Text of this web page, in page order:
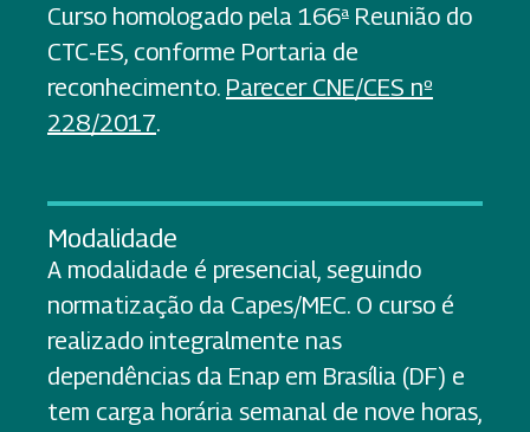
Curso homologado pela 166ª Reunião do
CTC-ES, conforme Portaria de
reconhecimento. Parecer CNE/CES nº
228/2017.
Modalidade
A modalidade é presencial, seguindo
normatização da Capes/MEC. O curso é
realizado integralmente nas
dependências da Enap em Brasília (DF) e
tem carga horária semanal de nove horas,